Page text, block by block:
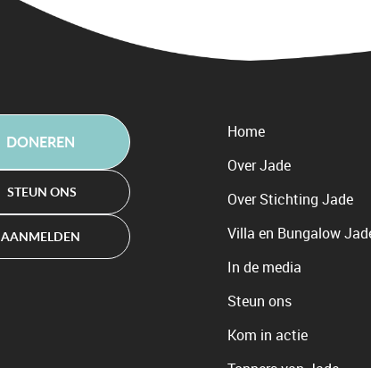
DONEREN
STEUN ONS
AANMELDEN
Home
Over Jade
Over Stichting Jade
Villa en Bungalow
In de media
Steun ons
Kom in actie